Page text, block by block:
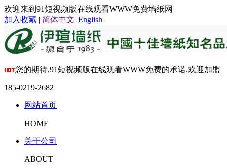
欢迎来到91短视频版在线观看WWW免费墙纸网
加入收藏 | 简体中文| English
您的期待,91短视频版在线观看WWW免费的承诺.欢迎加盟
185-0219-2682
网站首页
HOME
关于公司
ABOUT